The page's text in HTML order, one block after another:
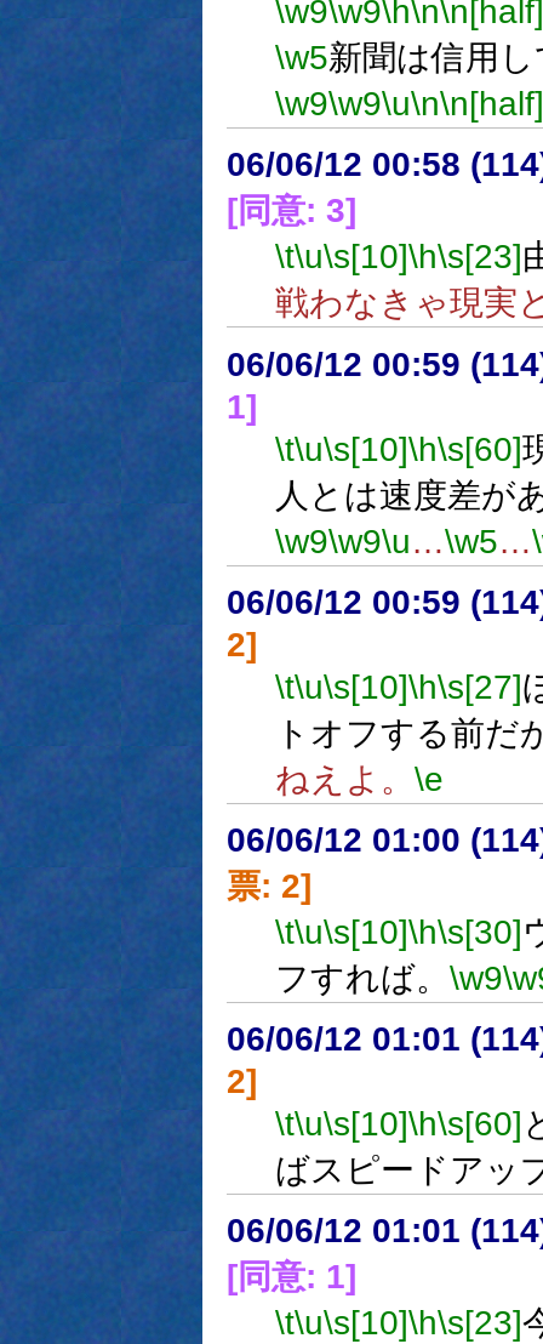
\w9\w9\h\n\n[half]
\w5新聞は信用
\w9\w9\u\n\n[half]
06/06/12 00:58
[同意: 3]
\t\u\s[10]\h\s[23]
戦わなきゃ現実
06/06/12 00:59
1]
\t\u\s[10]\h\s[60]
人とは速度差が
\w9\w9\u…\w5…
06/06/12 00:59
2]
\t\u\s[10]\h\s[27]
トオフする前だ
ねえよ。 \e
06/06/12 01:00
票: 2]
\t\u\s[10]\h\s[30]
フすれば。 \w9
06/06/12 01:01
2]
\t\u\s[10]\h\s[60]
ばスピードアッ
06/06/12 01:01
[同意: 1]
\t\u\s[10]\h\s[23]